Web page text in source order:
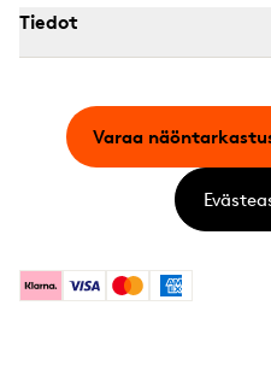
Tiedot
KlarnaVisa MastercardAmerican
Varaa